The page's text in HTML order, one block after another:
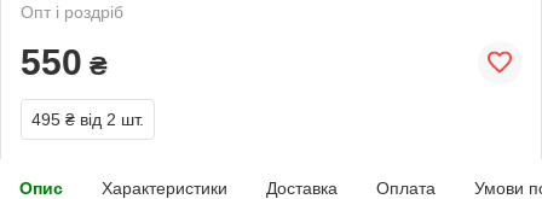
Опт і роздріб
550 ₴
495 ₴ від 2 шт.
Опис Характеристики Доставка Оплата Умови